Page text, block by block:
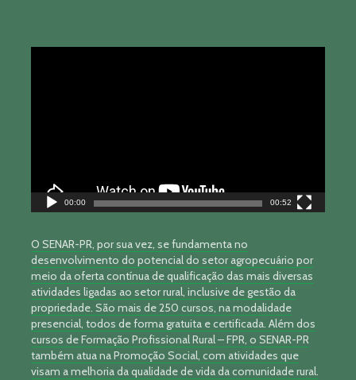
00:00 00:52
O SENAR-PR, por sua vez, se fundamenta no
desenvolvimento do potencial do setor agropecuário por
meio da oferta contínua de qualificação das mais diversas
atividades ligadas ao setor rural, inclusive de gestão da
propriedade. São mais de 250 cursos, na modalidade
presencial, todos de forma gratuita e certificada. Além dos
cursos de Formação Profissional Rural – FPR, o SENAR-PR
também atua na Promoção Social, com atividades que
visam a melhoria da qualidade de vida da comunidade rural.